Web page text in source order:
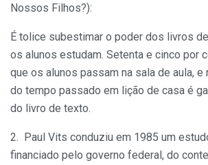
Nossos Fi­lhos?):
É tolice subestimar o poder dos livros
os alunos estudam. Setenta e cinco por
que os alunos passam na sala de aula, e
do tempo passado em lição de casa é
do livro de texto.
2. Paul Vits conduziu em 1985 um
finan­ciado pelo governo federal, do